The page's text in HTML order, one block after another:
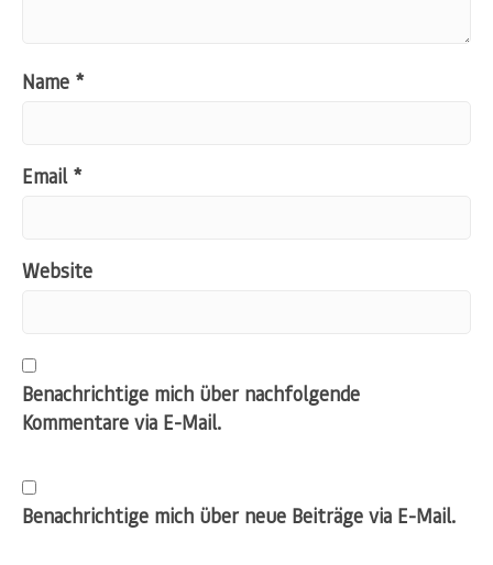
Name *
Email *
Website
Benachrichtige mich über nachfolgende
Kommentare via E-Mail.
Benachrichtige mich über neue Beiträge via E-Mail.